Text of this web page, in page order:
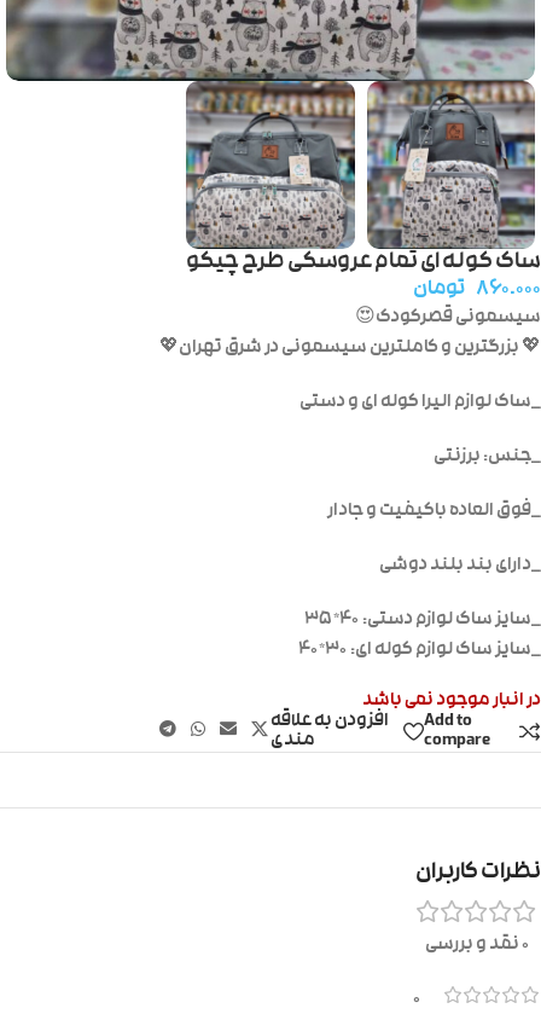
ساک کوله ای تمام عروسکی طرح چیکو
۸۶۰.۰۰۰ تومان
سیسمونی قصرکودک😍
💖 بزرگترین و کاملترین سیسمونی در شرق تهران💖
_ساک لوازم الیرا کوله ای و دستی
_جنس: برزنتی
_فوق العاده باکیفیت و جادار
_دارای بند بلند دوشی
_سایز ساک لوازم دستی: ۴۰*۳۵
_سایز ساک لوازم کوله ای: ۳۰*۴۰
در انبار موجود نمی باشد
Add to
compare
افزودن به علاقه
مندی
نظرات کاربران
0 نقد و بررسی
0